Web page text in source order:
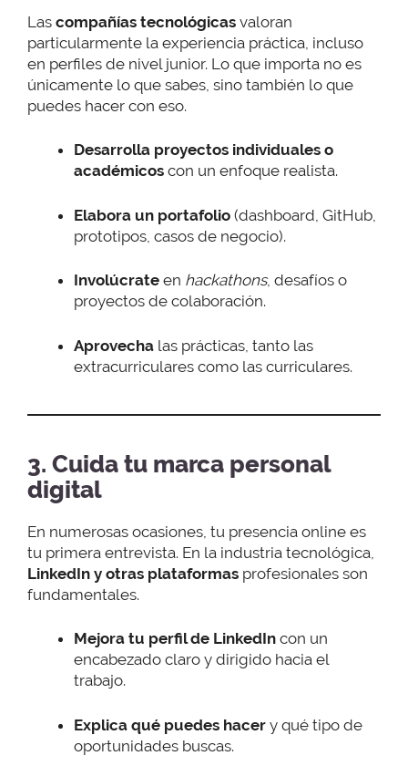
Las compañías tecnológicas valoran
particularmente la experiencia práctica, incluso
en perfiles de nivel junior. Lo que importa no es
únicamente lo que sabes, sino también lo que
puedes hacer con eso.
Desarrolla proyectos individuales o
académicos con un enfoque realista.
Elabora un portafolio (dashboard, GitHub,
prototipos, casos de negocio).
Involúcrate en hackathons, desafíos o
proyectos de colaboración.
Aprovecha las prácticas, tanto las
extracurriculares como las curriculares.
3. Cuida tu marca personal
digital
En numerosas ocasiones, tu presencia online es
tu primera entrevista. En la industria tecnológica,
LinkedIn y otras plataformas profesionales son
fundamentales.
Mejora tu perfil de LinkedIn con un
encabezado claro y dirigido hacia el
trabajo.
Explica qué puedes hacer y qué tipo de
oportunidades buscas.